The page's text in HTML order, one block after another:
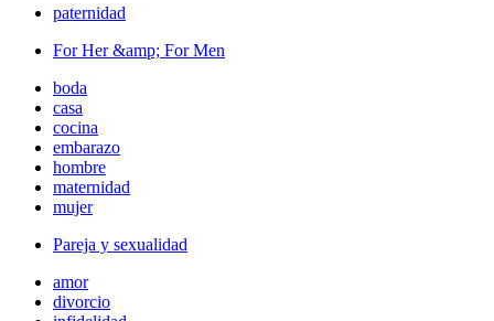
paternidad
For Her &amp; For Men
boda
casa
cocina
embarazo
hombre
maternidad
mujer
Pareja y sexualidad
amor
divorcio